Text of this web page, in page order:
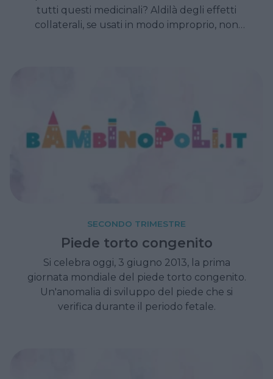
tutti questi medicinali? Aldilà degli effetti
collaterali, se usati in modo improprio, non
SECONDO TRIMESTRE
Piede torto congenito
Si celebra oggi, 3 giugno 2013, la prima
giornata mondiale del piede torto congenito.
Un'anomalia di sviluppo del piede che si
verifica durante il periodo fetale.